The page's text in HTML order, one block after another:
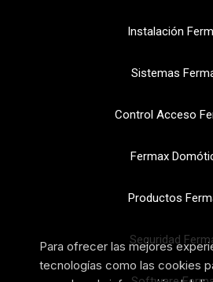
Para ofrecer las mejores
tecnologías como las cookies
Instalación
Sistemas
Control Acceso
Fermax
Productos
Seguridad